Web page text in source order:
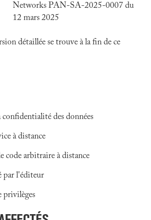
Networks PAN-SA-2025-0007 du
12 mars 2025
détaillée se trouve à la fin de ce
des données
à distance
code arbitraire à distance
par l'éditeur
privilèges